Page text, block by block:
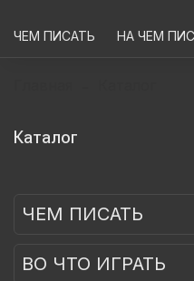
ЧЕМ ПИСАТЬ НА ЧЕМ
Каталог
ЧЕМ ПИСАТЬ
ВО ЧТО ИГРАТЬ